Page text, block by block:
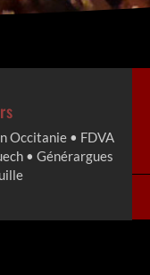
Occitanie • FDVA
• Générargues